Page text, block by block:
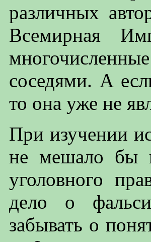
различных
Всемирная
соседями. А
то она уже не
При изучении
не мешало бы
уголовного
дело о
забывать о